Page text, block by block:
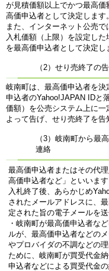
が見積価額以上でかつ最高
高価申込者として決定します。
また、インターネット公売
入札価額（上限）を設定した
を最高価申込者として決定し
（2）せり売終了の
岐南町は、最高価申込者を決
申込者のYahoo!JAPAN IDと
価額）を公売システム上に一
よって告げ、せり売終了を告
（3）岐南町から最
連絡
最高価申込者またはその代
高価申込者など」といいま
入札終了後、あらかじめ
されたメールアドレスに、
定された旨の電子メールを送
・岐南町が最高価申込者な
ルが、最高価申込者などの
やプロバイダの不調などの
ために、岐南町が買受代金
申込者などによる買受代金